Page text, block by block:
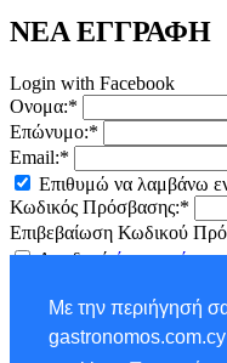
Με την περιήγησή
ΝΕΑ ΕΓΓΡΑΦΗ
Login with Facebook
Ονομα:*
Επώνυμο:*
Email:*
Επιθυμώ να λαμβάνω
Κωδικός Πρόσβασης:*
Επιβεβαίωση Κωδικού
Αποδοχήόρων χρήσης